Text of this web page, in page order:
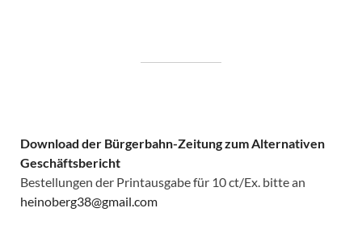
Download der Bürgerbahn-Zeitung zum Alternativen
Geschäftsbericht
Bestellungen der Printausgabe für 10 ct/Ex. bitte an
heinoberg38@gmail.com